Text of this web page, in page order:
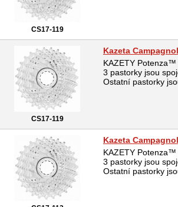
CS17-119
CS17-119
Kazeta
KAZETY Potenza™
3 pastorky jsou
Ostatní pastorky
Kazeta
KAZETY Potenza™
3 pastorky jsou
Ostatní pastorky